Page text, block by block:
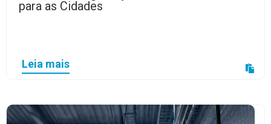
para as Cidades
Leia mais